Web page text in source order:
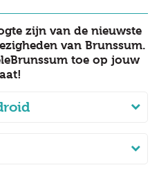
zijn van de nieuwste
van Brunssum.
toe op jouw